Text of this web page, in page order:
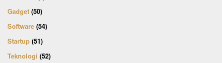
Gadget (50)
Software (54)
Startup (51)
Teknologi (52)